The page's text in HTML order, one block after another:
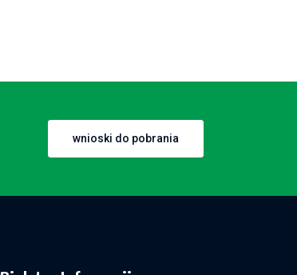
wnioski do pobrania